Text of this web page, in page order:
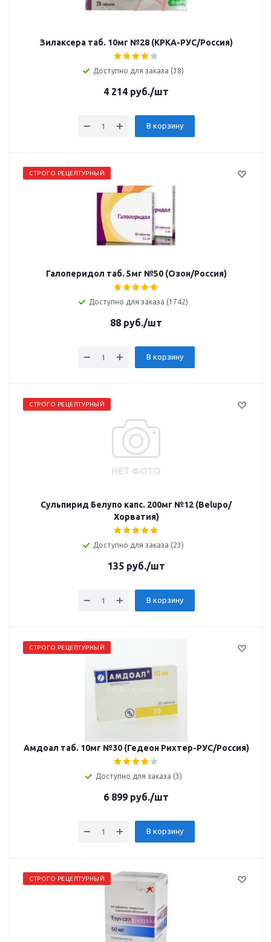
Зилаксера таб. 10мг №28 (КРКА-РУС/Россия)
Доступно для заказа (38)
4 214 руб./шт
В корзину
СТРОГО РЕЦЕПТУРНЫЙ
Галоперидол таб. 5мг №50 (Озон/Россия)
Доступно для заказа (1742)
88 руб./шт
В корзину
СТРОГО РЕЦЕПТУРНЫЙ
Сульпирид Белупо капс. 200мг №12 (Belupo/
Хорватия)
Доступно для заказа (23)
135руб./шт
В корзину
СТРОГО РЕЦЕПТУРНЫЙ
Амдоал таб. 10мг №30 (Гедеон Рихтер-РУС/Россия)
Доступно для заказа (3)
6 899 руб./шт
В корзину
СТРОГО РЕЦЕПТУРНЫЙ